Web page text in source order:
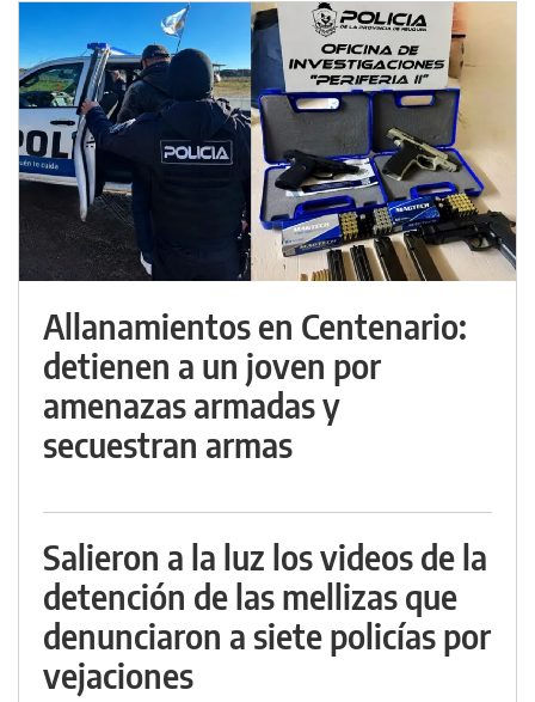
Allanamientos en Centenario:
detienen a un joven por
amenazas armadas y
secuestran armas
Salieron a la luz los videos de la
detención de las mellizas que
denunciaron a siete policías por
vejaciones